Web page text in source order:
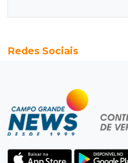
Adriane relata violência
Amigos se despedem de
criatividade sem limites
Trajetória de membros do
Redes Sociais